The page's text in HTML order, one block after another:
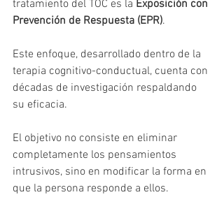
tratamiento del TOC es la Exposición con
Prevención de Respuesta (EPR).
Este enfoque, desarrollado dentro de la
terapia cognitivo-conductual, cuenta con
décadas de investigación respaldando
su eficacia.
El objetivo no consiste en eliminar
completamente los pensamientos
intrusivos, sino en modificar la forma en
que la persona responde a ellos.